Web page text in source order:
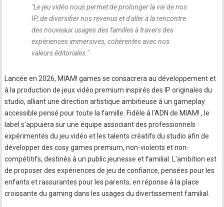
"Le jeu vidéo nous permet de prolonger la vie de nos
IP, de diversifier nos revenus et d'aller à la rencontre
des nouveaux usages des familles à travers des
expériences immersives, cohérentes avec nos
valeurs éditoriales. "
Lancée en 2026, MIAM! games se consacrera au développement et
à la production de jeux vidéo premium inspirés des IP originales du
studio, alliant une direction artistique ambitieuse à un gameplay
accessible pensé pour toute la famille. Fidèle à l'ADN de MIAM! , le
label s'appuiera sur une équipe associant des professionnels
expérimentés du jeu vidéo et les talents créatifs du studio afin de
développer des cosy games premium, non-violents et non-
compétitifs, destinés à un public jeunesse et familial. L'ambition est
de proposer des expériences de jeu de confiance, pensées pour les
enfants et rassurantes pour les parents, en réponse à la place
croissante du gaming dans les usages du divertissement familial.